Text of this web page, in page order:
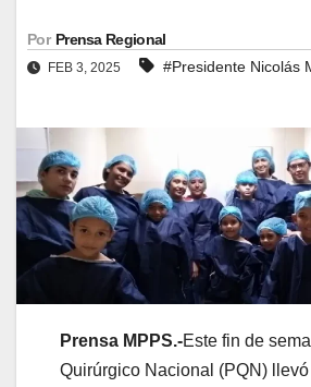
Por Prensa Regional
FEB 3, 2025 #Presidente Nicolás
Prensa MPPS.-Este fin de
Quirúrgico Nacional (PQN)